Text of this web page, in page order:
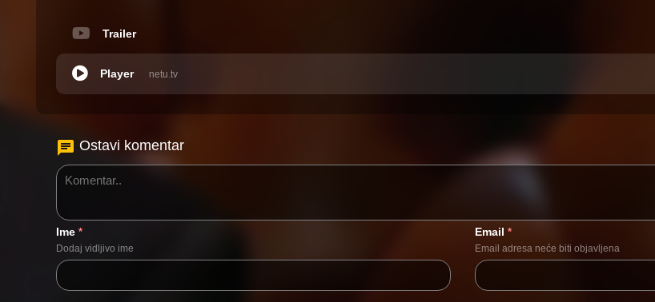
Trailer
netu.tv
Player
Ostavi komentar
Ime *
Dodaj vidljivo ime
Email *
Email adresa neće biti objavljena